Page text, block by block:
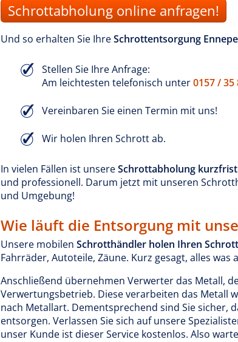
Schrottabholung online anfragen!
Und so erhalten Sie IhreSchrottentsorgung
Stellen Sie Ihre Anfrage:
Am leichtesten telefonisch unter0157 / 35
Vereinbaren Sie einen Termin mit uns!
Wir holen Ihren Schrott ab.
In vielen Fällen ist unsereSchrottabholung
und professionell. Darum jetzt mit unseren
und Umgebung!
Wie läuft die Entsorgung mit
Unsere mobilen Schrotthändler holen Ihren
Fahrräder, Autoteile, Zäune. Kurz gesagt, alles
Anschließend übernehmen Verwerter das Metall,
Verwertungsbetrieb. Diese verarbeiten das Metall
nach Metallart. Dementsprechend sind Sie sicher,
entsorgen. Verlassen Sie sich auf unsere
unser Kunde ist dieser Service kostenlos. Also